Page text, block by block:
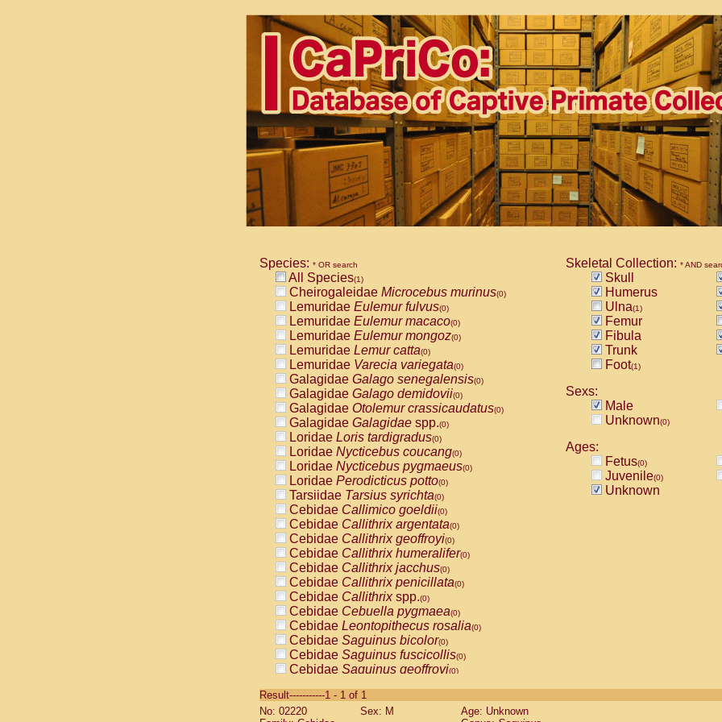
Species: * OR search
All Species(1)
Cheirogaleidae Microcebus murinus(0)
Lemuridae Eulemur fulvus(0)
Lemuridae Eulemur macaco(0)
Lemuridae Eulemur mongoz(0)
Lemuridae Lemur catta(0)
Lemuridae Varecia variegata(0)
Galagidae Galago senegalensis(0)
Galagidae Galago demidovii(0)
Galagidae Otolemur crassicaudatus(0)
Galagidae Galagidae spp.(0)
Loridae Loris tardigradus(0)
Loridae Nycticebus coucang(0)
Loridae Nycticebus pygmaeus(0)
Loridae Perodicticus potto(0)
Tarsiidae Tarsius syrichta(0)
Cebidae Callimico goeldii(0)
Cebidae Callithrix argentata(0)
Cebidae Callithrix geoffroyi(0)
Cebidae Callithrix humeralifer(0)
Cebidae Callithrix jacchus(0)
Cebidae Callithrix penicillata(0)
Cebidae Callithrixspp.(0)
Cebidae Cebuella pygmaea(0)
Cebidae Leontopithecus rosalia(0)
Cebidae Saguinus bicolor(0)
Cebidae Saguinus fuscicollis(0)
Cebidae Saguinus geoffroyi(0)
CebidaeSaguinus labiatus(0)
Cebidae Saguinus leucopus (0)
Skeletal Collection: * AND
Skull
Humerus
Ulna(1)
Femur
Fibula
Trunk
Foot(1)
Sexs:
Male
Unknown(0)
Ages:
Fetus(0)
Juvenile(0)
Unknown
Result-----------1 - 1 of 1
No: 02220
Sex: M
Age: Unknown